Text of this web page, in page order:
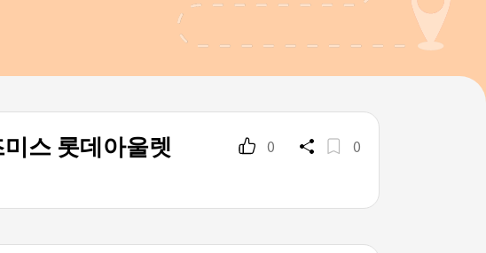
스 롯데아울렛
0 0